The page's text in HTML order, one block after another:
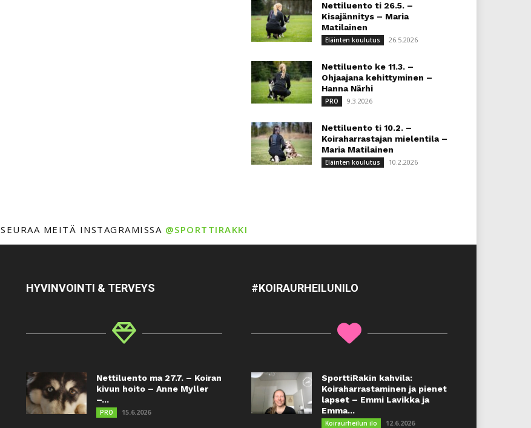
Nettiluento ti 26.5. –
Kisajännitys – Maria
Matilainen
Eläinten koulutus 26.5.2026
Nettiluento ke 11.3. –
Ohjaajana kehittyminen –
Hanna Närhi
PRO 9.3.2026
Nettiluento ti 10.2. –
Koiraharrastajan mielentila –
Maria Matilainen
Eläinten koulutus 10.2.2026
SEURAA MEITÄ INSTAGRAMISSA @SPORTTIRAKKI
HYVINVOINTI & TERVEYS
Nettiluento ma 27.7. – Koiran
kivun hoito – Anne Myller
–...
PRO 15.6.2026
#KOIRAURHEILUNILO
SporttiRakin kahvila:
Koiraharrastaminen ja pienet
lapset – Emmi Lavikka ja
Emma...
Koiraurheilun ilo 12.6.2026